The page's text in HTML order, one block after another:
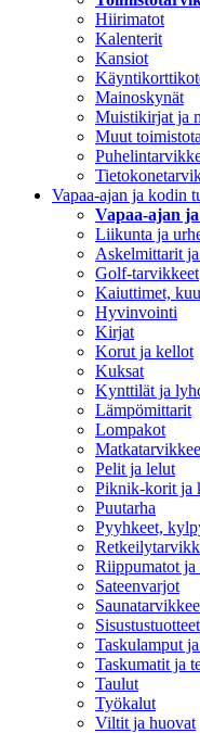
Hiirimatot
Kalenterit
Kansiot
Mainoskynät
Muistikirjat ja
Muut
Vapaa-ajan ja kodin
Vapaa-ajan
Liikunta ja
Askelmittarit
Golf-tarvikkeet
Kaiuttimet,
Hyvinvointi
Kirjat
Korut ja kellot
Kuksat
Kynttilät ja
Lämpömittarit
Lompakot
Pelit ja lelut
Piknik-korit ja
Puutarha
Pyyhkeet,
Riippumatot ja
Sateenvarjot
Sisustustuotteet
Taskulamput
Taskumatit ja
Taulut
Työkalut
Viltit ja huovat